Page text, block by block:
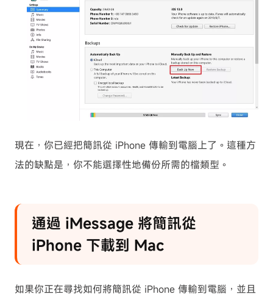
現在，你已經把簡訊從 iPhone 傳輸到電腦上了。這種方
法的缺點是，你不能選擇性地備份所需的檔類型。
通過 iMessage 將簡訊從
iPhone 下載到 Mac
如果你正在尋找如何將簡訊從 iPhone 傳輸到電腦，並且